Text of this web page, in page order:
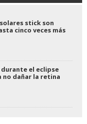
stick son
cinco veces más
el eclipse
no dañar la retina